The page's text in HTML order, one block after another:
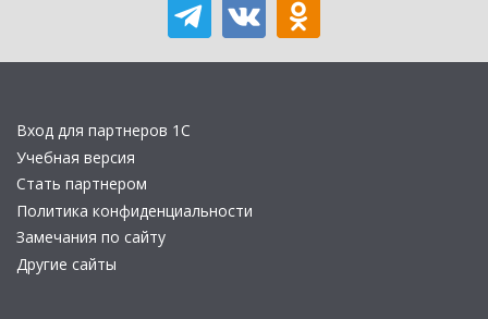
Вход для партнеров 1С
Учебная версия
Стать партнером
Политика конфиденциальности
Замечания по сайту
Другие сайты